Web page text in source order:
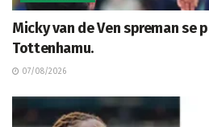
Micky van de Ven spreman
Tottenhamu.
07/08/2026